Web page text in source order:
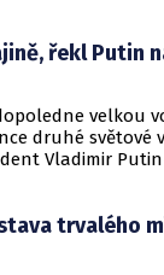
za
řekl Putin
velkou
druhé světové
Vladimir
trvalého